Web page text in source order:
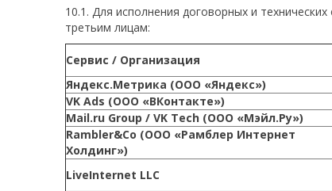
10.1. Для исполнения договорных и
третьим лицам:
Сервис / Организация
Яндекс.Метрика (ООО «Яндекс»)
VK Ads (ООО «ВКонтакте»)
Mail.ru Group / VK Tech (ООО «Мэйл.Ру»)
Rambler&Co (ООО «Рамблер Интернет
Холдинг»)
LiveInternet LLC